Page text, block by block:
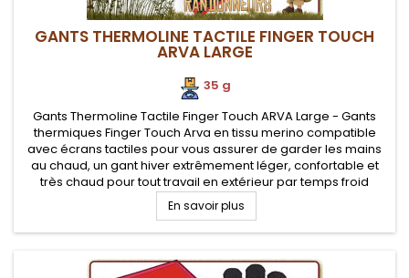
GANTS THERMOLINE TACTILE FINGER TOUCH
ARVA LARGE
35 g
Gants Thermoline Tactile Finger Touch ARVA Large - Gants
thermiques Finger Touch Arva en tissu merino compatible
avec écrans tactiles pour vous assurer de garder les mains
au chaud, un gant hiver extrêmement léger, confortable et
très chaud pour tout travail en extérieur par temps froid
En savoir plus